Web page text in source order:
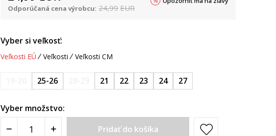
Odporúčaná cena výrobcu: 24,99 EUR
Vyber si veľkosť:
Veľkosti EÚ Veľkosti Veľkosti CM
25-26 21 22 23 24 27
Vyber množstvo:
Pridať do košíka